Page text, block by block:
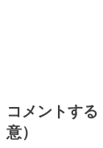
コメントす
意）